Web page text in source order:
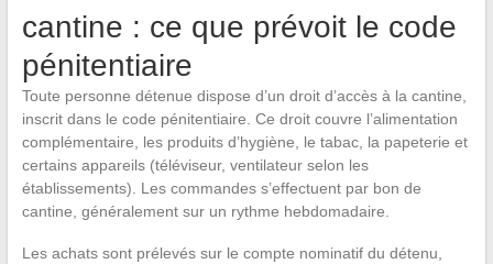
cantine : ce que prévoit le code
pénitentiaire
Toute personne détenue dispose d’un droit d’accès à la cantine,
inscrit dans le code pénitentiaire. Ce droit couvre l’alimentation
complémentaire, les produits d’hygiène, le tabac, la papeterie et
certains appareils (téléviseur, ventilateur selon les
établissements). Les commandes s’effectuent par bon de
cantine, généralement sur un rythme hebdomadaire.
Les achats sont prélevés sur le compte nominatif du détenu,